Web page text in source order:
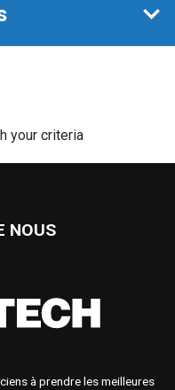
your criteria
NOUS
à prendre les meilleures